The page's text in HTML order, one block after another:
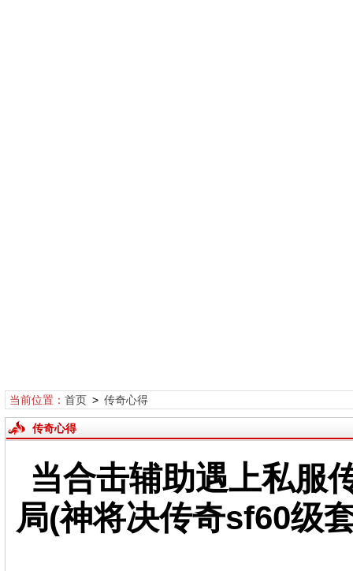
当前位置： 首页> 传奇心得
传奇心得
当合击辅助遇上私服
局(神将决传奇sf60级